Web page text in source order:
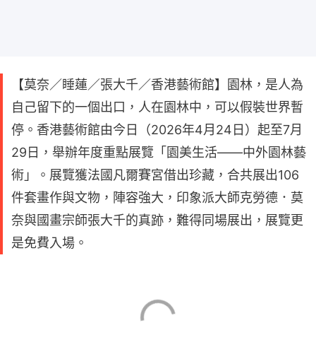
【莫奈／睡蓮／張大千／香港藝術館】園林，是人為
自己留下的一個出口，人在園林中，可以假裝世界暫
停。香港藝術館由今日（2026年4月24日）起至7月
29日，舉辦年度重點展覽「園美生活——中外園林藝
術」。展覽獲法國凡爾賽宮借出珍藏，合共展出106
件套畫作與文物，陣容強大，印象派大師克勞德．莫
奈與國畫宗師張大千的真跡，難得同場展出，展覽更
是免費入場。